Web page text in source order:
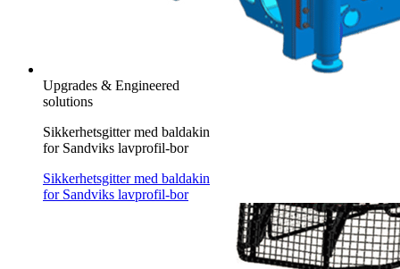
Upgrades & Engineered
solutions
Sikkerhetsgitter med baldakin
for Sandviks lavprofil-bor
Sikkerhetsgitter med baldakin
for Sandviks lavprofil-bor